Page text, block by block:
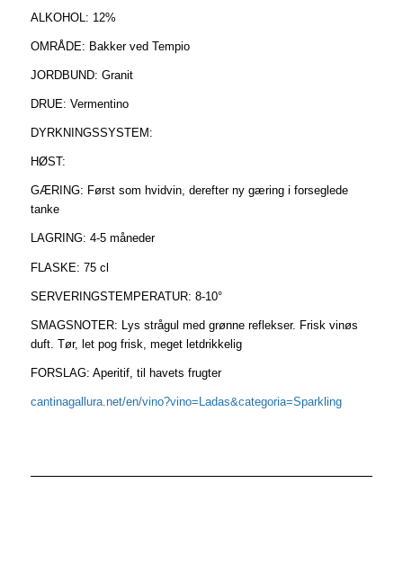
ALKOHOL: 12%
OMRÅDE: Bakker ved Tempio
JORDBUND: Granit
DRUE: Vermentino
DYRKNINGSSYSTEM:
HØST:
GÆRING: Først som hvidvin, derefter ny gæring i forseglede
tanke
LAGRING: 4-5 måneder
FLASKE: 75 cl
SERVERINGSTEMPERATUR: 8-10°
SMAGSNOTER: Lys strågul med grønne reflekser. Frisk vinøs
duft. Tør, let pog frisk, meget letdrikkelig
FORSLAG: Aperitif, til havets frugter
cantinagallura.net/en/vino?vino=Ladas&categoria=Sparkling